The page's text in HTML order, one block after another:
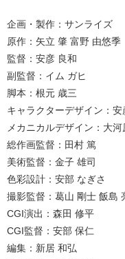
企画・製作：サンライズ
原作：矢立 肇 富野 由悠季
監督：安彦 良和
副監督：イム ガヒ
脚本：根元 歳三
キャラクターデザイン：
メカニカルデザイン：大
総作画監督：田村 篤
美術監督：金子 雄司
色彩設計：安部 なぎさ
撮影監督：葛山 剛士 飯島
CGI演出：森田 修平
CGI監督：安部 保仁
編集：新居 和弘